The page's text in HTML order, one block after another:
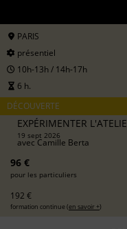
PARIS
présentiel
10h-13h / 14h-17h
6 h.
DÉCOUVERTE
EXPÉRIMENTER
19 sept 2026
avecCamille Berta
96 €
pour les particuliers
192 €
formation continue (en savoir +)